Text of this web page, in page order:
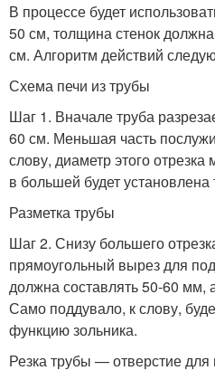
В процессе будет
50 см, толщина стенок
см. Алгоритм действий
Схема печи из трубы
Шаг 1. Вначале труба
60 см. Меньшая часть
слову, диаметр этого
в большей будет установлена
Разметка трубы
Шаг 2. Снизу большего
прямоугольный вырез для
должна составлять 50-60
Само поддувало, к слову,
функцию зольника.
Резка трубы — отверстие для